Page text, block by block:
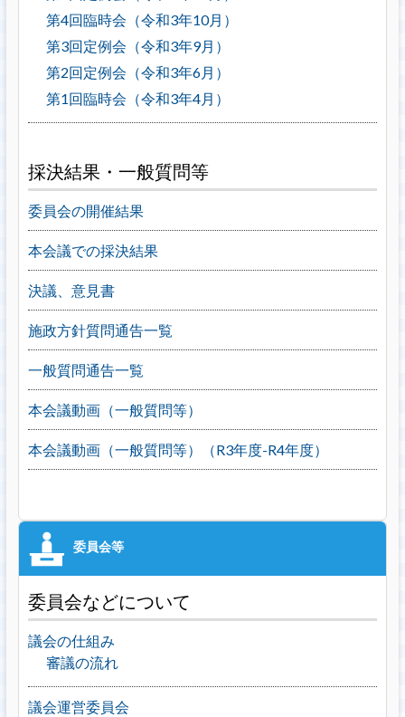
第4回臨時会（令和3年10月）
第3回定例会（令和3年9月）
第2回定例会（令和3年6月）
第1回臨時会（令和3年4月）
採決結果・一般質問等
委員会の開催結果
本会議での採決結果
決議、意見書
施政方針質問通告一覧
一般質問通告一覧
本会議動画（一般質問等）
本会議動画（一般質問等）（R3年度-R4年度）
委員会などについて
議会の仕組み
審議の流れ
議会運営委員会